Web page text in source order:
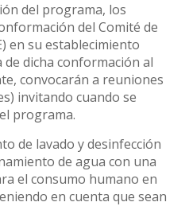
del programa, los
del Comité de
en su establecimiento
dicha conformación al
convocarán a reuniones
invitando cuando se
programa.
de lavado y desinfección
de agua con una
el consumo humano en
en cuenta que sean